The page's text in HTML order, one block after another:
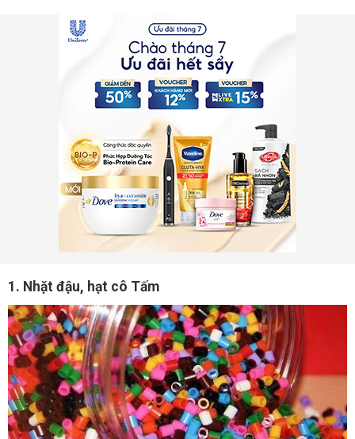
1. Nhặt đậu, hạt cô Tấm